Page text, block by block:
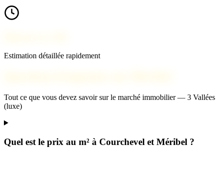
Estimation détaillée rapidement
Tout ce que vous devez savoir sur le marché immobilier — 3 Vallées
(luxe)
Quel est le prix au m² à Courchevel et Méribel ?